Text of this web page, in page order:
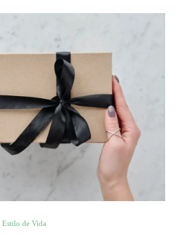
Estilo de Vida